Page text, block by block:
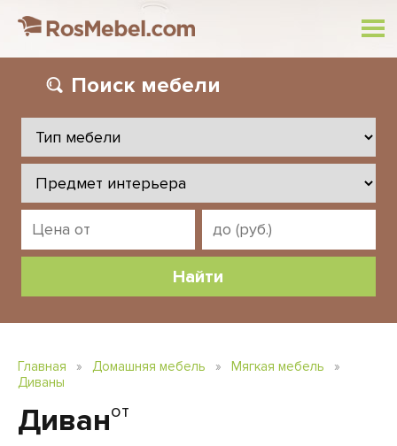
Поиск мебели
Главная » Домашняя мебель » Мягкая мебель
»
Диваны
Диванот